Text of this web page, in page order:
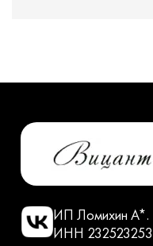
ИП Ломихин А*.
ИНН 232523253